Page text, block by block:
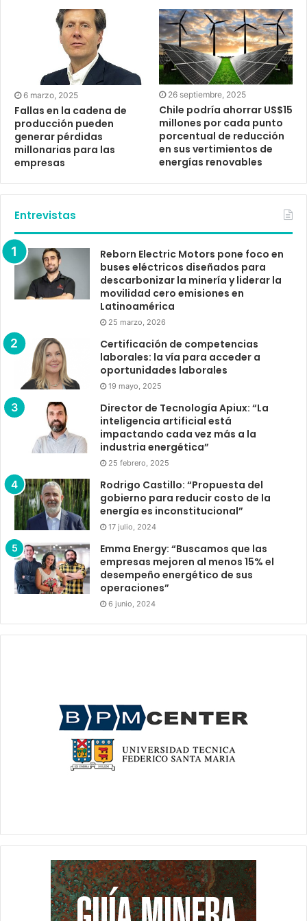
6 marzo, 2025
Fallas en la cadena de
producción pueden
generar pérdidas
millonarias para las
empresas
26 septiembre, 2025
Chile podría ahorrar US$15
millones por cada punto
porcentual de reducción
en sus vertimientos de
energías renovables
Entrevistas
Reborn Electric Motors pone foco en
buses eléctricos diseñados para
descarbonizar la minería y liderar la
movilidad cero emisiones en
Latinoamérica
25 marzo, 2026
Certificación de competencias
laborales: la vía para acceder a
oportunidades laborales
19 mayo, 2025
Director de Tecnología Apiux: “La
inteligencia artificial está
impactando cada vez más a la
industria energética”
25 febrero, 2025
Rodrigo Castillo: “Propuesta del
gobierno para reducir costo de la
energía es inconstitucional”
17 julio, 2024
Emma Energy: “Buscamos que las
empresas mejoren al menos 15% el
desempeño energético de sus
operaciones”
6 junio, 2024